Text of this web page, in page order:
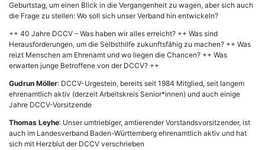
Geburtstag, um einen Blick in die Vergangenheit zu wagen, aber sich auch
die Frage zu stellen: Wo soll sich unser Verband hin entwickeln?
++ 40 Jahre DCCV – Was haben wir alles erreicht? ++ Was sind
Herausforderungen, um die Selbsthilfe zukunftsfähig zu machen? ++ Was
reizt Menschen am Ehrenamt und wo liegen die Chancen? ++ Was
erwarten junge Betroffene von der DCCV? ++
Gudrun Möller: DCCV-Urgestein, bereits seit 1984 Mitglied, seit langem
ehrenamtlich aktiv (derzeit Arbeitskreis Senior*innen) und auch einige
Jahre DCCV-Vorsitzende
Thomas Leyhe: Unser umtriebiger, amtierender Vorstandsvorsitzender, ist
auch im Landesverband Baden-Württemberg ehrenamtlich aktiv und hat
sich mit Herzblut der DCCV verschrieben